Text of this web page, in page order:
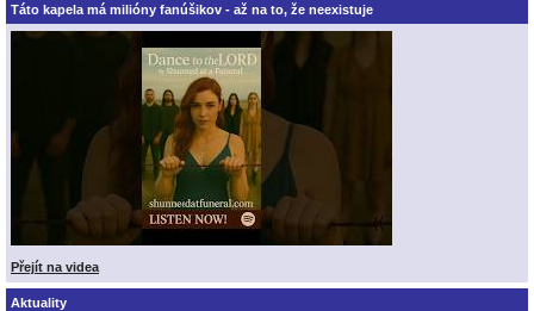
Táto kapela má milióny fanúšikov - až na to, že neexistuje
Přejít na videa
Aktuality